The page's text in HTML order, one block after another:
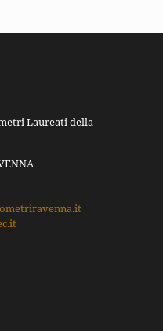
Laureati della